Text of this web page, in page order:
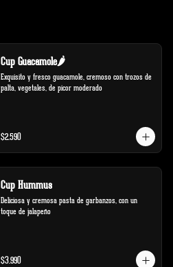
Cup Guacamole🌶️
Exquisito y fresco guacamole, cremoso con trozos de
palta, vegetales, de picor moderado
$2.590
Cup Hummus
Deliciosa y cremosa pasta de garbanzos, con un
toque de jalapeño
$3.990